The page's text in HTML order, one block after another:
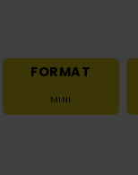
FORMAT
MINI